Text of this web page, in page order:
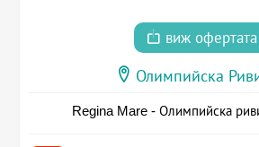
виж офертата
Олимпийска
Regina Mare - Олимпийска